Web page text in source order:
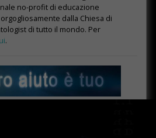
no-profit di educazione
dalla Chiesa di
di tutto il mondo. Per
.